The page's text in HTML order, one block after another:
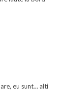
eu sunt… alti